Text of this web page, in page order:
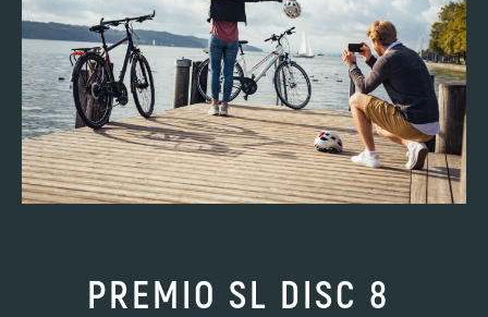
PREMIO SL DISC 8